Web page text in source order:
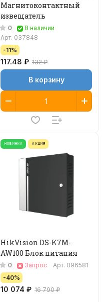
Магнитоконтактный
извещатель
0
В наличии
Арт. 037848
-11%
117.48 ₽ 132 ₽
В корзину
НОВИНКА АКЦИЯ
HikVision DS-K7M-
AW100 Блок питания
0 Запрос Арт. 096581
-40%
10 074 ₽ 16 790 ₽